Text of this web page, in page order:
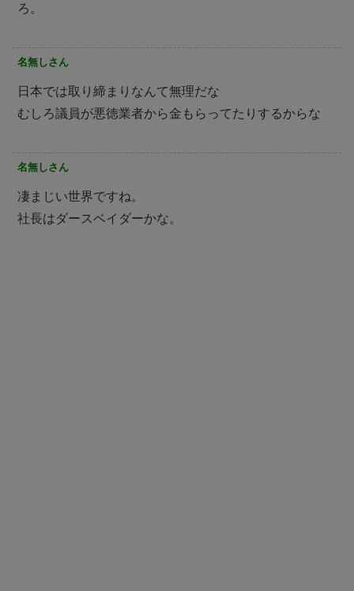
ろ。
名無しさん
日本では取り締まりなんて無理だな
むしろ議員が悪徳業者から金もらってたりするからな
名無しさん
凄まじい世界ですね。
社長はダースベイダーかな。